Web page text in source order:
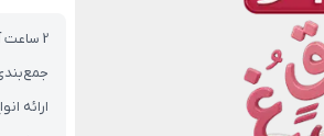
2 ساعت آموزش تصویری
ارائه